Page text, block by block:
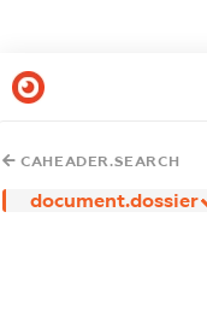
CAHEADER.SEARCH
document.dossier